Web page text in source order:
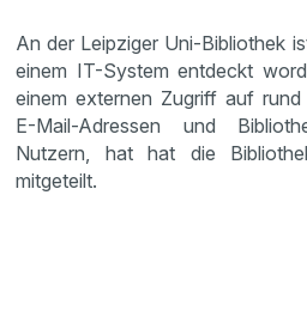
An der Leipziger Uni-Bibliothek
einem IT-System entdeckt
einem externen Zugriff auf
E-Mail-Adressen und
Nutzern, hat hat die
mitgeteilt.